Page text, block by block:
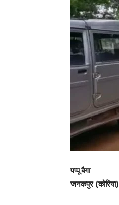
पप्पू बैगा
जनकपुर (कोरिया)